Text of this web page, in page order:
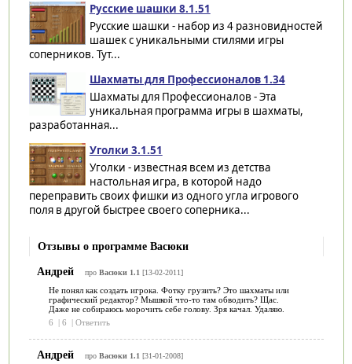
Русские шашки 8.1.51
Русские шашки - набор из 4 разновидностей
шашек с уникальными стилями игры
соперников. Тут...
Шахматы для Профессионалов 1.34
Шахматы для Профессионалов - Эта
уникальная программа игры в шахматы,
разработанная...
Уголки 3.1.51
Уголки - известная всем из детства
настольная игра, в которой надо
переправить своих фишки из одного угла игрового
поля в другой быстрее своего соперника...
Отзывы о программе Васюки
Андрей
про Васюки 1.1 [13-02-2011]
Не понял как создать игрока. Фотку грузить? Это шахматы или
графический редактор? Мышкой что-то там обводить? Щас.
Даже не собираюсь морочить себе голову. Зря качал. Удаляю.
6
6 Ответить
Андрей про Васюки 1.1[31-01-2008]